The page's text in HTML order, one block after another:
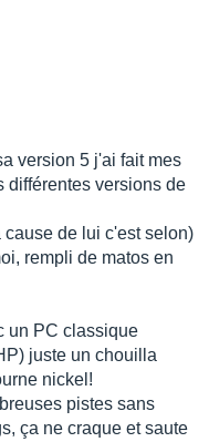
version 5 j'ai fait mes
différentes versions de
cause de lui c'est selon)
rempli de matos en
un PC classique
juste un chouilla
nickel!
pistes sans
ça ne craque et saute